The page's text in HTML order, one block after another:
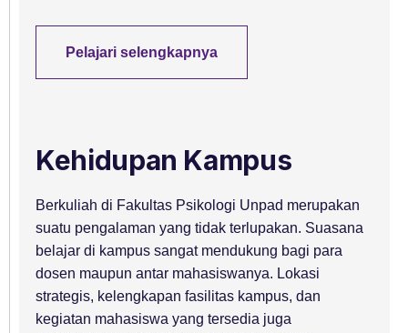
Pelajari selengkapnya
Kehidupan Kampus
Berkuliah di Fakultas Psikologi Unpad merupakan
suatu pengalaman yang tidak terlupakan. Suasana
belajar di kampus sangat mendukung bagi para
dosen maupun antar mahasiswanya. Lokasi
strategis, kelengkapan fasilitas kampus, dan
kegiatan mahasiswa yang tersedia juga